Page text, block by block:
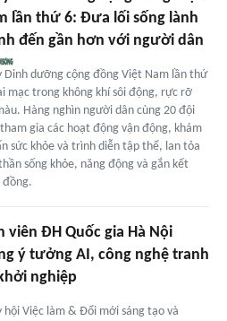
lần thứ 6: Đưa lối sống lành
đến gần hơn với người dân
Dinh dưỡng cộng đồng Việt Nam lần thứ
mạc trong không khí sôi động, rực rỡ
Hàng nghìn người dân cùng 20 đội
gia các hoạt động vận động, khám
sức khỏe và trình diễn tập thể, lan tỏa
sống khỏe, năng động và gắn kết
đồng.
viên ĐH Quốc gia Hà Nội
ý tưởng AI, công nghệ tranh
nghiệp
hội Việc làm & Đổi mới sáng tạo và